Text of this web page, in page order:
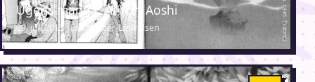
Ugens manga: Ai Yori Aoshi
29. juli 2013 · Erik Weber-Lauridsen